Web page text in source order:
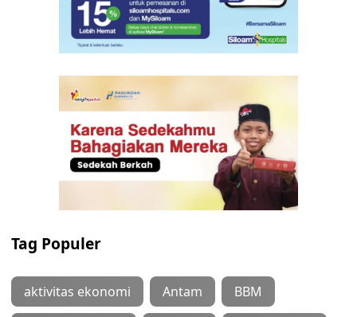
Tag Populer
aktivitas ekonomi Antam BBM